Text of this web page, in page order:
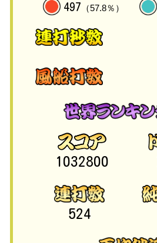
497 （57.8％）
1032800
524